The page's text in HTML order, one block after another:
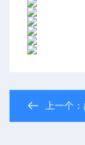
上一个：